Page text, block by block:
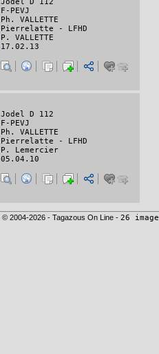
Jodel D 112
F-PEVJ
Ph. VALLETTE
Pierrelatte - LFHD
P. VALLETTE
17.02.13
Jodel D 112
F-PEVJ
Ph. VALLETTE
Pierrelatte - LFHD
P. Lemercier
05.04.10
© 2004-2026 - Tagazous On Line - 26